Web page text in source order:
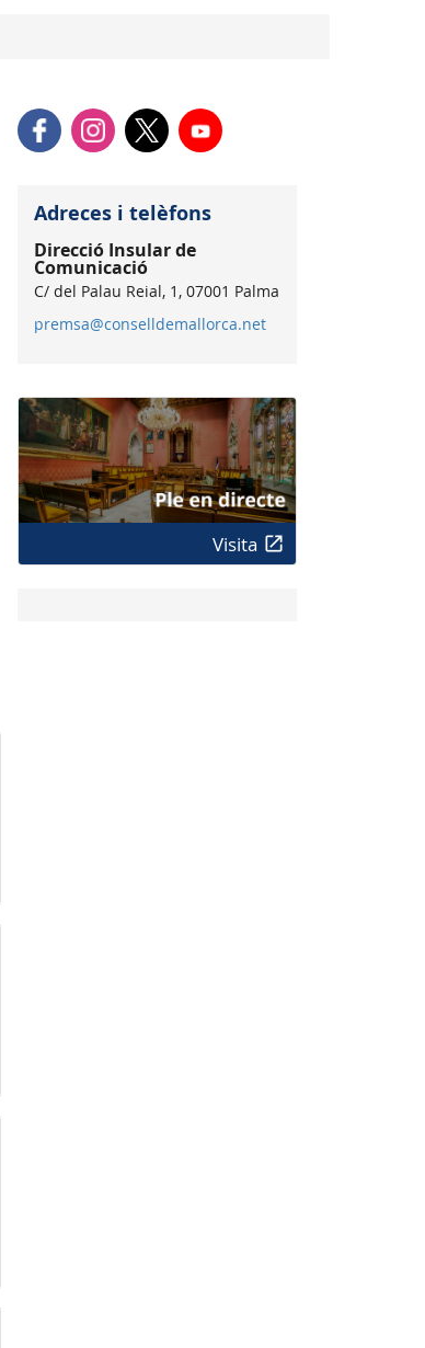
Adreces i telèfons
Direcció Insular de
Comunicació
C/ del Palau Reial, 1, 07001 Palma
premsa@conselldemallorca.net
Visita